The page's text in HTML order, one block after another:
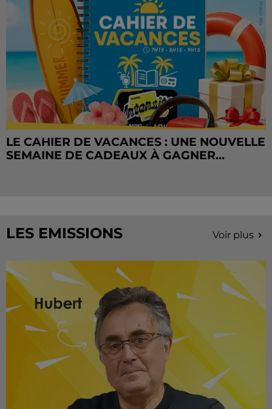
LE CAHIER DE VACANCES : UNE NOUVELLE
SEMAINE DE CADEAUX À GAGNER...
LES EMISSIONS Voir plus